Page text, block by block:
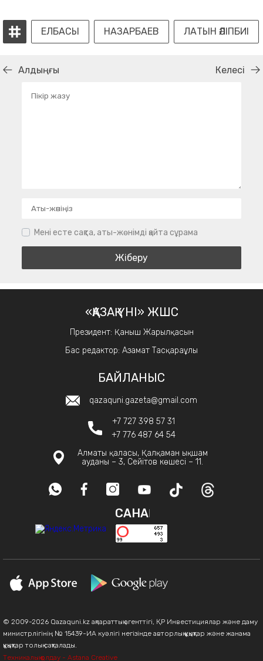
ЕЛБАСЫ НАЗАРБАЕВ ЛАТЫН ӘЛІПБИІ
Алдыңғы Келесі
Мені есте сақта, аты-жөнімді қайта сұрама
«ҚАЗАҚ ҮНІ» ЖШС
Президент: Қаныш Жарылқасын
Бас редактор: Азамат Тасқараұлы
БАЙЛАНЫС
qazaquni.gazeta@gmail.com
+7 727 398 57 31
+7 776 487 64 54
Алматы қаласы, Қалқаман ықшам
ауданы – 3, Сейітов көшесі – 11.
САНАҚ
© 2009-2026 Qazaquni.kz ақпараттық агенттігі, ҚР Инвестициялар және даму
министрлігінің № 15439-ИА куәлігі негізінде авторлық құқықтар және жанама
құқықтар толық сақталады.
Техникалық қолдау - Astana Creative